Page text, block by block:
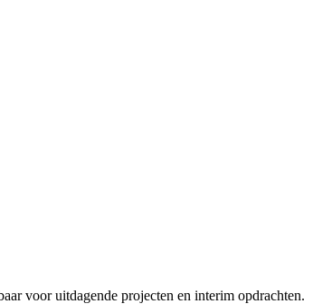
voor uitdagende projecten en interim opdrachten.